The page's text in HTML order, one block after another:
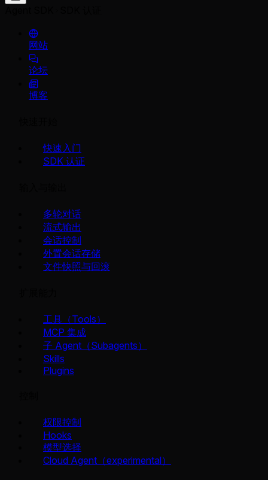
网站
论坛
博客
快速入门
SDK 认证
多轮对话
流式输出
会话控制
外置会话存储
文件快照与回滚
工具（Tools）
MCP 集成
子 Agent（Subagents）
Skills
Plugins
权限控制
Hooks
模型选择
Cloud Agent（experimental）